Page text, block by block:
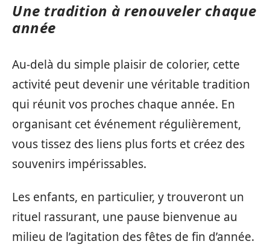
Une tradition à renouveler chaque
année
Au-delà du simple plaisir de colorier, cette
activité peut devenir une véritable tradition
qui réunit vos proches chaque année. En
organisant cet événement régulièrement,
vous tissez des liens plus forts et créez des
souvenirs impérissables.
Les enfants, en particulier, y trouveront un
rituel rassurant, une pause bienvenue au
milieu de l’agitation des fêtes de fin d’année.